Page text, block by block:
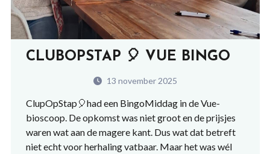
CLUBOPSTAP 🎈 VUE BINGO
13 november 2025
ClupOpStap 🎈had een BingoMiddagin de Vue-
bioscoop. De opkomst was niet groot en de prijsjes
waren wat aan de magere kant. Dus wat dat betreft
niet echt voor herhaling vatbaar. Maar het was wél